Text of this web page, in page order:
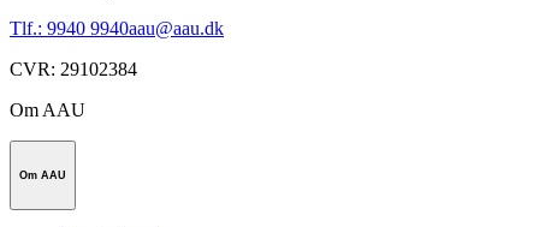
Tlf.: 9940 9940aau@aau.dk
CVR: 29102384
Om AAU
Om AAU